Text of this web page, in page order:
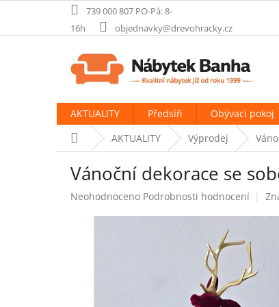
obsah
739 000 807 PO-Pá: 8-
16h
objednavky@drevohracky.cz
AKTUALITY Předsíň Obývací pokoj
Domů AKTUALITY Výprodej
Vánoční dekorace se
Průměrné
Neohodnoceno Podrobnosti hodnocení